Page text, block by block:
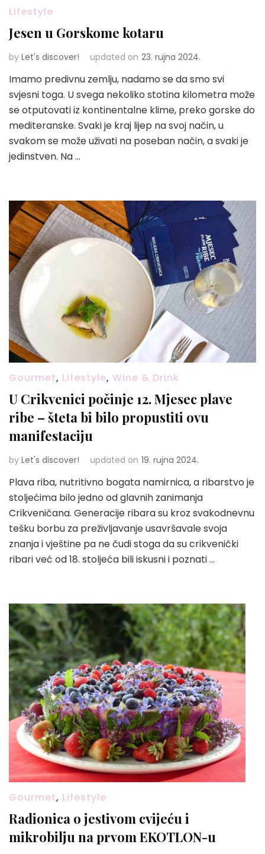
Lifestyle
Jesen u Gorskome kotaru
by Let's discover! updated on 23. rujna 2024.
Imamo predivnu zemlju, nadamo se da smo svi
svjesni toga. U svega nekoliko stotina kilometra može
se otputovati iz kontinentalne klime, preko gorske do
mediteranske. Svaki je kraj lijep na svoj način, u
svakom se može uživati na poseban način, a svaki je
jedinstven. Na …
Gourmet, Lifestyle, Wine & Drink
U Crikvenici počinje 12. Mjesec plave
ribe – šteta bi bilo propustiti ovu
manifestaciju
by Let's discover! updated on 19. rujna 2024.
Plava riba, nutritivno bogata namirnica, a ribarstvo je
stoljećima bilo jedno od glavnih zanimanja
Crikveničana. Generacije ribara su kroz svakodnevnu
tešku borbu za preživljavanje usavršavale svoja
znanja i vještine pa ne čudi stoga da su crikvenički
ribari već od 18. stoljeća bili iskusni i poznati …
Gourmet, Lifestyle
Radionica o jestivom cvijeću i
mikrobilju na prvom EKOTLON-u